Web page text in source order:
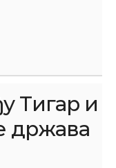
Тигар и
држава